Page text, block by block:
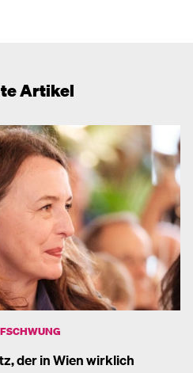
Artikel
der in Wien wirklich